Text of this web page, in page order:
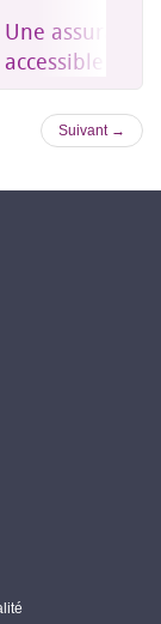
Une
accessible à
Suivant →